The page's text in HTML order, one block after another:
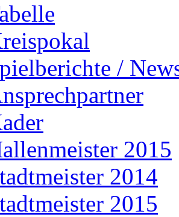
/
2015
2014
2015